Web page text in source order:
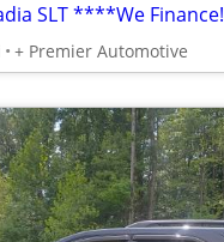
SLT ****We
+ Premier Automotive